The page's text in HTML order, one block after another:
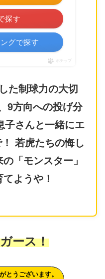
探す
グで探す
ポチップ
た制球力の大切
9方向への投げ分
子さんと一緒にエ
若虎たちの悔し
「モンスター」
ようや！
ース！
とうございます。